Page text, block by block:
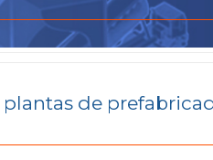
de